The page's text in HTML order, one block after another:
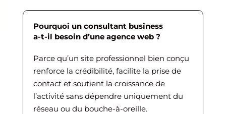
Pourquoi un consultant business
a-t-il besoin d’une agence web ?
Parce qu’un site professionnel bien conçu
renforce la crédibilité, facilite la prise de
contact et soutient la croissance de
l’activité sans dépendre uniquement du
réseau ou du bouche-à-oreille.